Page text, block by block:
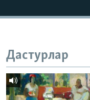
Дастурлар